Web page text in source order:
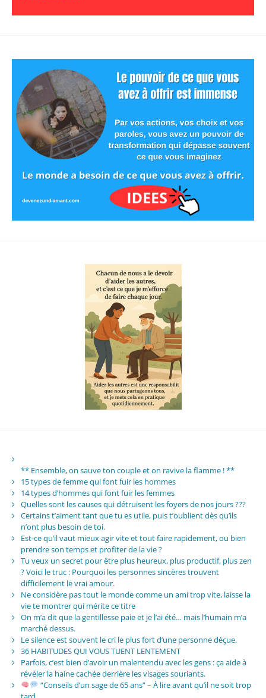
** Ensemble, on sauve ton couple et on ravive la flamme ! **
15 types de femme qui font fuir les hommes
14 types d’hommes qui font fuir les femmes
Quelles sont les causes qui détruisent les foyers de nos jours ???
Certains t’aiment tant que tu es utile, puis t’oublient dès qu’ils
n’ont plus besoin de toi.
Est-ce qu’il vaut mieux agir vite et tout faire rapidement, ou bien
prendre son temps et profiter de la vie ?
Tu veux un secret pour être plus heureux, plus productif, plus zen
? Voici le truc : Pourquoi les personnes sincères trouvent
difficilement le vrai amour.
Ne considère pas tout le monde comme un ami trop vite, laisse la
vie te montrer qui mérite ce titre
On m’a dit que la gentillesse paie et je l’ai été… mais l’humain m’a
marché dessus.
Le silence est souvent le cri le plus fort d’une personne déçue.
36 HABITUDES QUI VOUS TUENT LENTEMENT
Parfois, c’est bien d’avoir un malentendu avec les gens : ça aide à
révéler la haine cachée derrière les visages souriants.
“Conseils d’un sage de 65 ans” – À lire avant qu’il ne soit trop